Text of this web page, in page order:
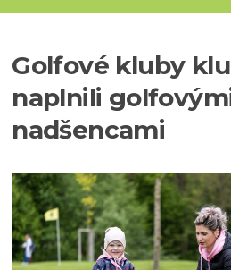
Golfové kluby
naplnili
nadšencami